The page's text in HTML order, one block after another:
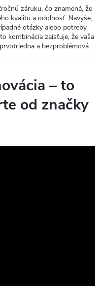
záruku, čo znamená, že
kvalitu a odolnosť. Navyše,
otázky alebo potreby
kombinácia zaisťuje, že vaša
a bezproblémová.
– to
od značky